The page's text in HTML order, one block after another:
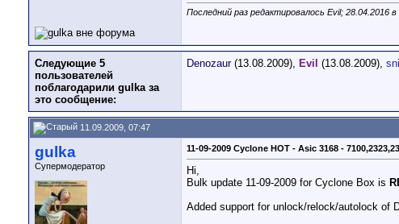
Последний раз редактировалось Evil; 28.04.2016 в
Следующие 5
пользователей
поблагодарили gulka за
это сообщение:
Denozaur(13.08.2009), Evil (13.08.2009),
11.09.2009, 07:47
gulka
Супермодератор
11-09-2009 Cyclone HOT - Asic 3168 -
Hi,
Bulk update 11-09-2009 for Cyclone Box is
Added support for unlock/relock/autolock of